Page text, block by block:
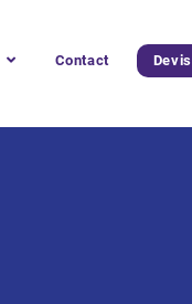
Contact Devis